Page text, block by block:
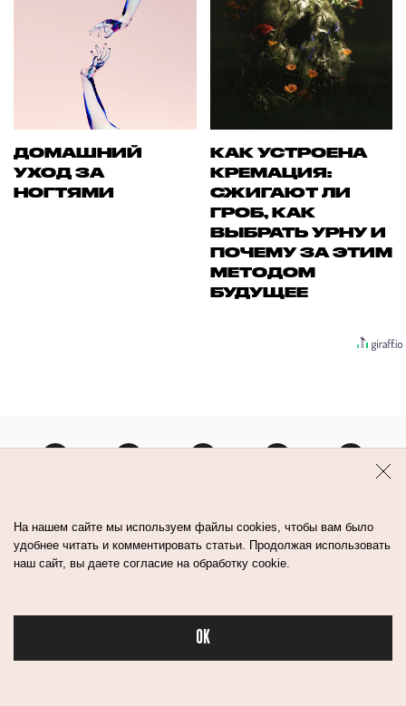
Бьюти в спорте
ДОМАШНИЙ
УХОД ЗА
НОГТЯМИ
КАК УСТРОЕНА
КРЕМАЦИЯ:
СЖИГАЮТ ЛИ
ГРОБ, КАК
ВЫБРАТЬ УРНУ И
ПОЧЕМУ ЗА ЭТИМ
МЕТОДОМ
БУДУЩЕЕ
Пользовательское соглашение
На нашем сайте мы используем файлы cookies, чтобы вам было
удобнее читать и комментировать статьи. Продолжая использовать
наш сайт, вы даете согласие на обработку cookie.
OK